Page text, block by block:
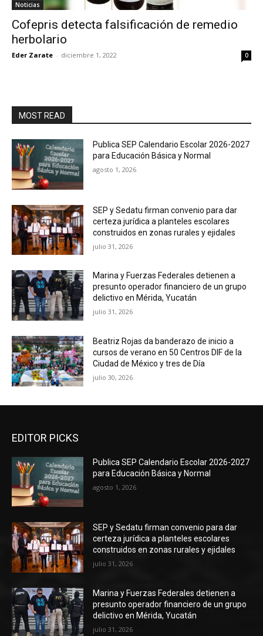
Noticias
Cofepris detecta falsificación de remedio
herbolario
Eder Zarate - diciembre 1, 2022 0
MOST READ
Publica SEP Calendario Escolar 2026-2027
para Educación Básica y Normal
agosto 1, 2026
SEP y Sedatu firman convenio para dar
certeza jurídica a planteles escolares
construidos en zonas rurales y ejidales
julio 31, 2026
Marina y Fuerzas Federales detienen a
presunto operador financiero de un grupo
delictivo en Mérida, Yucatán
julio 31, 2026
Beatriz Rojas da banderazo de inicio a
cursos de verano en 50 Centros DIF de la
Ciudad de México y tres de Día
julio 30, 2026
EDITOR PICKS
Publica SEP Calendario Escolar 2026-2027
para Educación Básica y Normal
agosto 1, 2026
SEP y Sedatu firman convenio para dar
certeza jurídica a planteles escolares
construidos en zonas rurales y ejidales
julio 31, 2026
Marina y Fuerzas Federales detienen a
presunto operador financiero de un grupo
delictivo en Mérida, Yucatán
julio 31, 2026